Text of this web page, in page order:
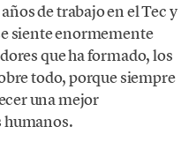
de trabajo en el Tec y
siente enormemente
que ha formado, los
todo, porque siempre
una mejor
humanos.